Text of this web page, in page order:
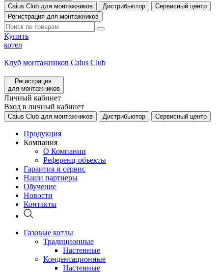
Caius Club для монтажников
Дистрибьютор
Сервисный центр
Регистрация для монтажников
Купить
котел
Клуб монтажников Caius Club
Регистрация
для монтажников
Личный кабинет
Вход в личный кабинет
Caius Club для монтажников Дистрибьютор Сервисный центр
Продукция
Компания
О Компании
Референц-объекты
Гарантия и сервис
Наши партнеры
Обучение
Новости
Контакты
Газовые котлы
Традиционные
Настенные
Конденсационные
Настенные